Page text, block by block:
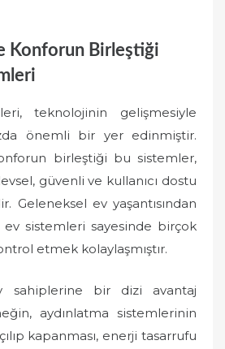
Konforun Birleştiği
teknolojinin gelişmesiyle
önemli bir yer edinmiştir.
birleştiği bu sistemler,
güvenli ve kullanıcı dostu
Geleneksel ev yaşantısından
ev sistemleri sayesinde birçok
etmek kolaylaşmıştır.
sahiplerine bir dizi avantaj
aydınlatma sistemlerinin
kapanması, enerji tasarrufu